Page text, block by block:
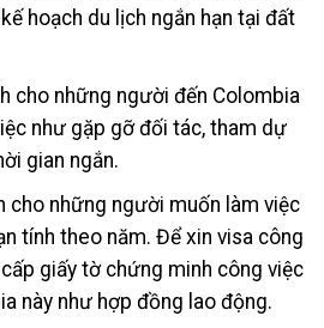
hoạch du lịch ngắn hạn tại đất
cho những người đến Colombia
như gặp gỡ đối tác, tham dự
gian ngắn.
cho những người muốn làm việc
tính theo năm. Để xin visa công
giấy tờ chứng minh công việc
này như hợp đồng lao động.